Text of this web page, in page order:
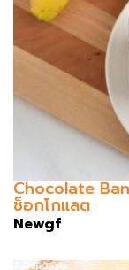
Chocolate
ช็อกโกแลต
Newgf